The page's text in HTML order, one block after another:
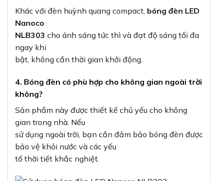
Khác với đèn huỳnh quang compact, bóng đèn LED
Nanoco
NLB303 cho ánh sáng tức thì và đạt độ sáng tối đa
ngay khi
bật, không cần thời gian khởi động.
4. Bóng đèn có phù hợp cho không gian ngoài trời
không?
Sản phẩm này được thiết kế chủ yếu cho không
gian trong nhà. Nếu
sử dụng ngoài trời, bạn cần đảm bảo bóng đèn được
bảo vệ khỏi nước và các yếu
tố thời tiết khắc nghiệt.